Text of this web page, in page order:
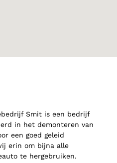
Smit is een bedrijf
in het demonteren van
een goed geleid
erin om bijna alle
te hergebruiken.